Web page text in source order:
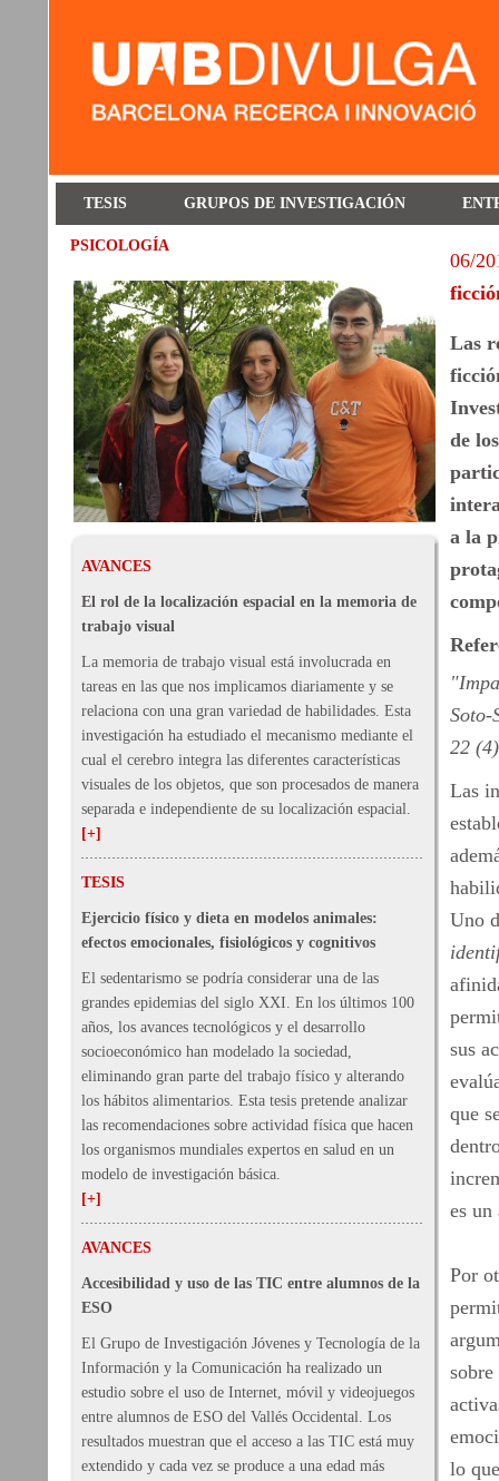
TESIS GRUPOS DE INVESTIGACIÓN
PSICOLOGÍA
AVANCES
El rol de la localización espacial en la memoria de
trabajo visual
La memoria de trabajo visual está involucrada en
tareas en las que nos implicamos diariamente y se
relaciona con una gran variedad de habilidades. Esta
investigación ha estudiado el mecanismo mediante el
cual el cerebro integra las diferentes características
visuales de los objetos, que son procesados de manera
separada e independiente de su localización espacial.
[+]
TESIS
Ejercicio físico y dieta en modelos animales:
efectos emocionales, fisiológicos y cognitivos
El sedentarismo se podría considerar una de las
grandes epidemias del siglo XXI. En los últimos 100
años, los avances tecnológicos y el desarrollo
socioeconómico han modelado la sociedad,
eliminando gran parte del trabajo físico y alterando
los hábitos alimentarios. Esta tesis pretende analizar
las recomendaciones sobre actividad física que hacen
los organismos mundiales expertos en salud en un
modelo de investigación básica.
[+]
AVANCES
Accesibilidad y uso de las TIC entre alumnos de la
ESO
El Grupo de Investigación Jóvenes y Tecnología de la
Información y la Comunicación ha realizado un
estudio sobre el uso de Internet, móvil y videojuegos
entre alumnos de ESO del Vallés Occidental. Los
resultados muestran que el acceso a las TIC está muy
extendido y cada vez se produce a una edad más
06/
Las
de
a la
22
Las
Uno
sus
que
es
Por
lo